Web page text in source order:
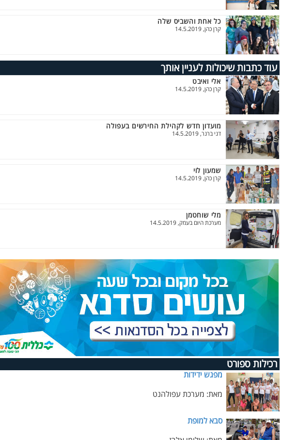
כל אחת והשביס שלה
קרן כהן, 14.5.2019
עוד כתבות שיכולות לעניין אותך
אלי ואיבט
קרן כהן, 14.5.2019
מועדון חדש לקהילת החירשים בעפולה
דני ברנר, 14.5.2019
שמעון לוי
קרן כהן, 14.5.2019
מלי שוחטמן
מערכת היום בעמק, 14.5.2019
רכילות ספורט
מפגש ידידות
מאת: מערכת עפולהנט
סבא למופת